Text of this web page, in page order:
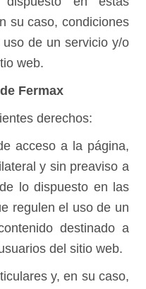
su caso, condiciones
de un servicio y/o
web.
Fermax
derechos:
acceso a la página,
y sin preaviso a
lo dispuesto en las
regulen el uso de un
destinado a
del sitio web.
y, en su caso,